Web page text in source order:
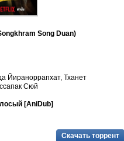
Song Duan)
Йираноррапхат, Тханет
Сюй
[AniDub]
Скачать торрент